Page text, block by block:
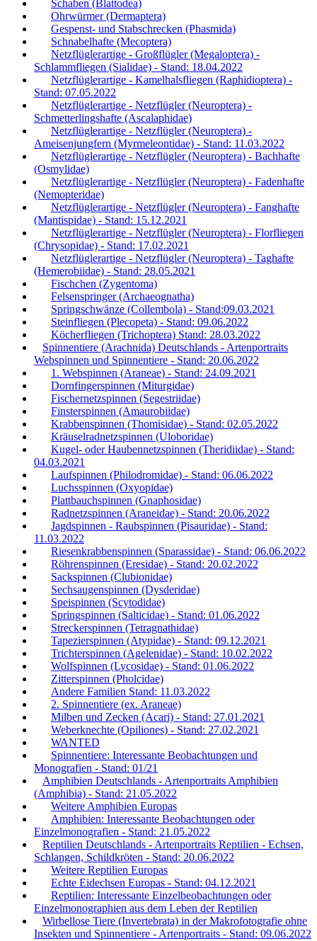
Schaben (Blattodea)
Ohrwürmer (Dermaptera)
Gespenst- und Stabschrecken (Phasmida)
Schnabelhafte (Mecoptera)
Netzflüglerartige - Großflügler (Megaloptera) -
Schlammfliegen (Sialidae) - Stand: 18.04.2022
Netzflüglerartige - Kamelhalsfliegen (Raphidioptera) -
Stand: 07.05.2022
Netzflüglerartige - Netzflügler (Neuroptera) -
Schmetterlingshafte (Ascalaphidae)
Netzflüglerartige - Netzflügler (Neuroptera) -
Ameisenjungfern (Myrmeleontidae) - Stand: 11.03.2022
Netzflüglerartige - Netzflügler (Neuroptera) - Bachhafte
(Osmylidae)
Netzflüglerartige - Netzflügler (Neuroptera) - Fadenhafte
(Nemopteridae)
Netzflüglerartige - Netzflügler (Neuroptera) - Fanghafte
(Mantispidae) - Stand: 15.12.2021
Netzflüglerartige - Netzflügler (Neuroptera) - Florfliegen
(Chrysopidae) - Stand: 17.02.2021
Netzflüglerartige - Netzflügler (Neuroptera) - Taghafte
(Hemerobiidae) - Stand: 28.05.2021
Fischchen (Zygentoma)
Felsenspringer (Archaeognatha)
Springschwänze (Collembola) - Stand:09.03.2021
Steinfliegen (Plecopeta) - Stand: 09.06.2022
Köcherfliegen (Trichoptera) Stand: 28.03.2022
Spinnentiere (Arachnida) Deutschlands - Artenportraits
Webspinnen und Spinnentiere - Stand: 20.06.2022
1. Webspinnen (Araneae) - Stand: 24.09.2021
Dornfingerspinnen (Miturgidae)
Fischernetzspinnen (Segestriidae)
Finsterspinnen (Amaurobiidae)
Krabbenspinnen (Thomisidae) - Stand: 02.05.2022
Kräuselradnetzspinnen (Uloboridae)
Kugel- oder Haubennetzspinnen (Theridiidae) - Stand:
04.03.2021
Laufspinnen (Philodromidae) - Stand: 06.06.2022
Luchsspinnen (Oxyopidae)
Plattbauchspinnen (Gnaphosidae)
Radnetzspinnen (Araneidae) - Stand: 20.06.2022
Jagdspinnen - Raubspinnen (Pisauridae) - Stand:
11.03.2022
Riesenkrabbenspinnen (Sparassidae) - Stand: 06.06.2022
Röhrenspinnen (Eresidae) - Stand: 20.02.2022
Sackspinnen (Clubionidae)
Sechsaugenspinnen (Dysderidae)
Speispinnen (Scytodidae)
Springspinnen (Salticidae) - Stand: 01.06.2022
Streckerspinnen (Tetragnathidae)
Tapezierspinnen (Atypidae) - Stand: 09.12.2021
Trichterspinnen (Agelenidae) - Stand: 10.02.2022
Wolfspinnen (Lycosidae) - Stand: 01.06.2022
Zitterspinnen (Pholcidae)
Andere Familien Stand: 11.03.2022
2. Spinnentiere (ex. Araneae)
Milben und Zecken (Acari) - Stand: 27.01.2021
Weberknechte (Opiliones) - Stand: 27.02.2021
WANTED
Spinnentiere: Interessante Beobachtungen und
Monografien - Stand: 01/21
Amphibien Deutschlands - Artenportraits Amphibien
(Amphibia) - Stand: 21.05.2022
Weitere Amphibien Europas
Amphibien: Interessante Beobachtungen oder
Einzelmonografien - Stand: 21.05.2022
Reptilien Deutschlands - Artenportraits Reptilien - Echsen,
Schlangen, Schildkröten - Stand: 20.06.2022
Weitere Reptilien Europas
Echte Eidechsen Europas - Stand: 04.12.2021
Reptilien: Interessante Einzelbeobachtungen oder
Einzelmonographien aus dem Leben der Reptilien
Wirbellose Tiere (Invertebrata) in der Makrofotografie ohne
Insekten und Spinnentiere - Artenportraits - Stand: 09.06.2022